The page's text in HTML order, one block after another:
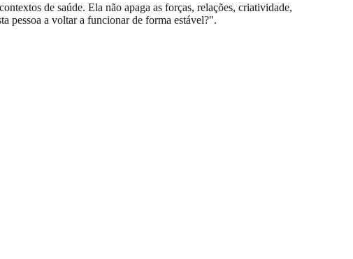
de saúde. Ela não apaga as forças, relações, criatividade,
pessoa a voltar a funcionar de forma estável?".